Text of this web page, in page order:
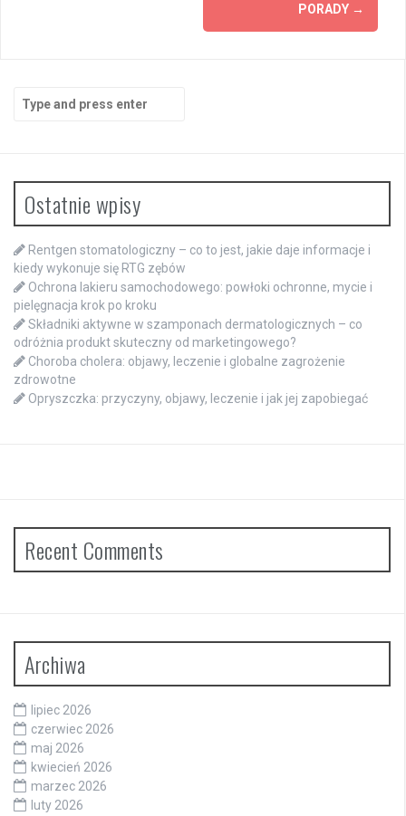
PORADY →
Search
for:
Ostatnie wpisy
Rentgen stomatologiczny – co to jest, jakie daje informacje i
kiedy wykonuje się RTG zębów
Ochrona lakieru samochodowego: powłoki ochronne, mycie i
pielęgnacja krok po kroku
Składniki aktywne w szamponach dermatologicznych – co
odróżnia produkt skuteczny od marketingowego?
Choroba cholera: objawy, leczenie i globalne zagrożenie
zdrowotne
Opryszczka: przyczyny, objawy, leczenie i jak jej zapobiegać
Recent Comments
Archiwa
lipiec 2026
czerwiec 2026
maj 2026
kwiecień 2026
marzec 2026
luty 2026